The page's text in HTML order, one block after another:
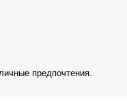
предпочтения.